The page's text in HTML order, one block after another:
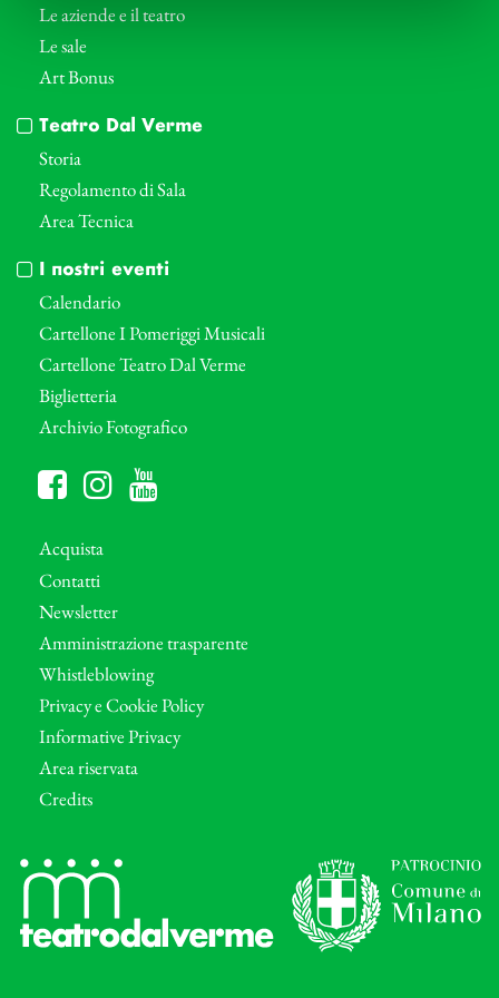
Le aziende e il teatro
Le sale
Art Bonus
Teatro Dal Verme
Storia
Regolamento di Sala
Area Tecnica
I nostri eventi
Calendario
Cartellone I Pomeriggi Musicali
Cartellone Teatro Dal Verme
Biglietteria
Archivio Fotografico
Acquista
Contatti
Newsletter
Amministrazione trasparente
Whistleblowing
Privacy e Cookie Policy
Informative Privacy
Area riservata
Credits